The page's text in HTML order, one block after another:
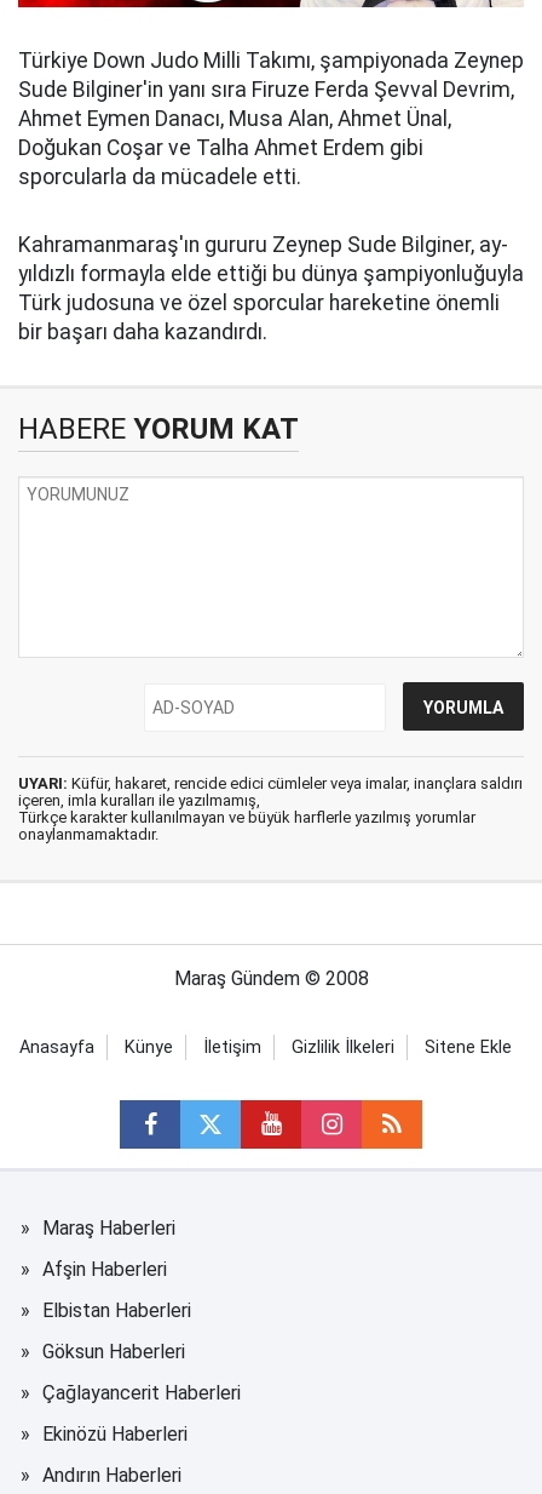
Türkiye Down Judo Milli Takımı, şampiyonada Zeynep
Sude Bilginer'in yanı sıra Firuze Ferda Şevval Devrim,
Ahmet Eymen Danacı, Musa Alan, Ahmet Ünal,
Doğukan Coşar ve Talha Ahmet Erdem gibi
sporcularla da mücadele etti.
Kahramanmaraş'ın gururu Zeynep Sude Bilginer, ay-
yıldızlı formayla elde ettiği bu dünya şampiyonluğuyla
Türk judosuna ve özel sporcular hareketine önemli
bir başarı daha kazandırdı.
HABERE YORUM KAT
UYARI: Küfür, hakaret, rencide edici cümleler veya imalar, inançlara saldırı
içeren, imla kuralları ile yazılmamış,
Türkçe karakter kullanılmayan ve büyük harflerle yazılmış yorumlar
onaylanmamaktadır.
Maraş Gündem © 2008
Anasayfa Künye İletişim Gizlilik İlkeleri Sitene Ekle
Maraş Haberleri
Afşin Haberleri
Elbistan Haberleri
Göksun Haberleri
Çağlayancerit Haberleri
Ekinözü Haberleri
Andırın Haberleri